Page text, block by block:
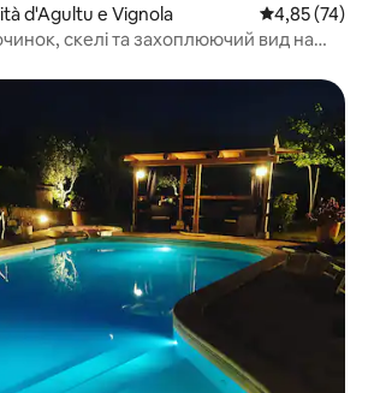
d'Agultu e Vignola Середня
4,85 (74)
скелі та захоплюючий вид на